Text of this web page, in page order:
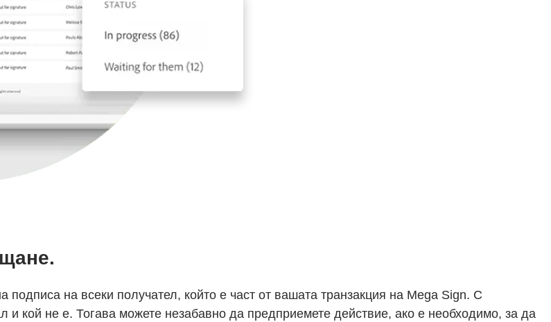
на всеки получател, който е част от вашата транзакция на Mega Sign. С
кой не е. Тогава можете незабавно да предприемете действие, ако е необходимо, за да